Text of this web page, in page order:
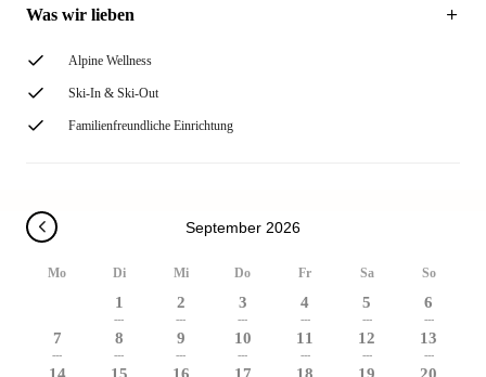
Was wir lieben
Alpine Wellness
Ski-In & Ski-Out
Familienfreundliche Einrichtung
September 2026
Mo Di Mi Do Fr Sa So
1
---
2
---
3
---
4
---
5
---
6
---
7
---
8
---
9
---
10
---
11
---
12
---
13
---